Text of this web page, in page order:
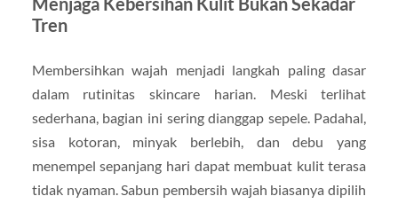
Tren
Membersihkan wajah menjadi langkah paling dasar
dalam rutinitas skincare harian. Meski terlihat
sederhana, bagian ini sering dianggap sepele. Padahal,
sisa kotoran, minyak berlebih, dan debu yang
menempel sepanjang hari dapat membuat kulit terasa
tidak nyaman. Sabun pembersih wajah biasanya dipilih